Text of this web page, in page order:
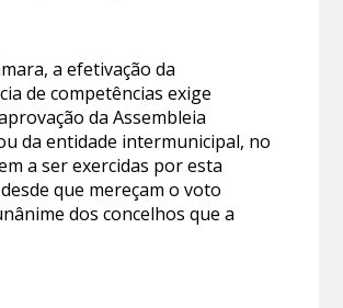
a efetivação da
de competências exige
da Assembleia
da entidade intermunicipal, no
a ser exercidas por esta
que mereçam o voto
dos concelhos que a